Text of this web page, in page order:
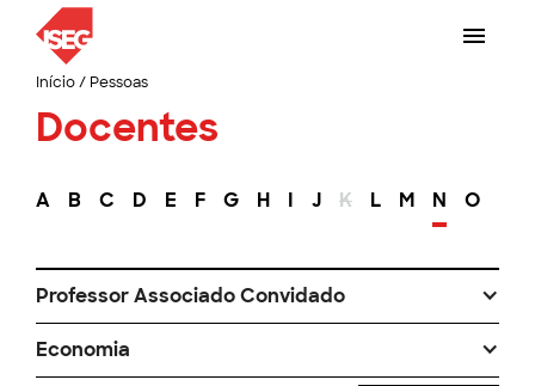
Início/ Pessoas
Docentes
A B C D E F G H I J K L M N O
Professor Associado Convidado
Economia